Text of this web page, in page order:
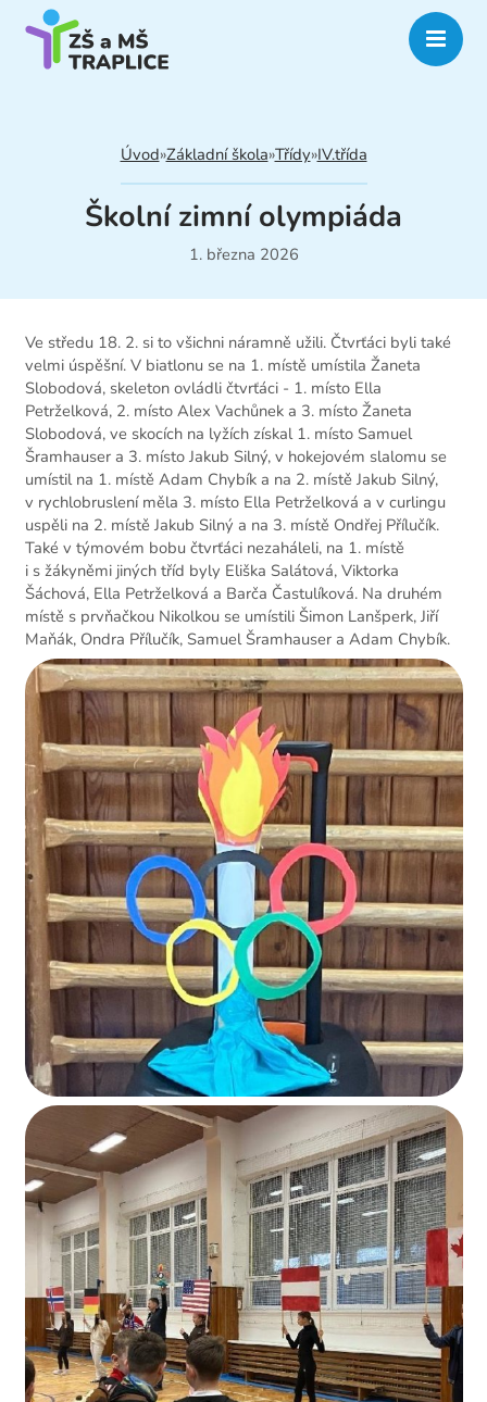
Úvod»Základní škola»Třídy»IV.třída
Školní zimní olympiáda
1. března 2026
Ve středu 18. 2. si to všichni náramně užili. Čtvrťáci byli také
velmi úspěšní. V biatlonu se na 1. místě umístila Žaneta
Slobodová, skeleton ovládli čtvrťáci - 1. místo Ella
Petrželková, 2. místo Alex Vachůnek a 3. místo Žaneta
Slobodová, ve skocích na lyžích získal 1. místo Samuel
Šramhauser a 3. místo Jakub Silný, v hokejovém slalomu se
umístil na 1. místě Adam Chybík a na 2. místě Jakub Silný,
v rychlobruslení měla 3. místo Ella Petrželková a v curlingu
uspěli na 2. místě Jakub Silný a na 3. místě Ondřej Přílučík.
Také v týmovém bobu čtvrťáci nezaháleli, na 1. místě
i s žákyněmi jiných tříd byly Eliška Salátová, Viktorka
Šáchová, Ella Petrželková a Barča Častulíková. Na druhém
místě s prvňačkou Nikolkou se umístili Šimon Lanšperk, Jiří
Maňák, Ondra Přílučík, Samuel Šramhauser a Adam Chybík.